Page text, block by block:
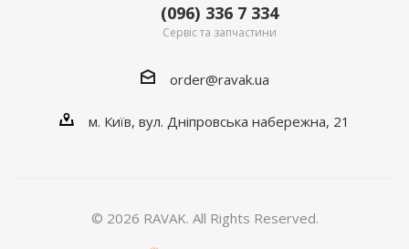
(096) 336 7 334
Сервіс та запчастини
order@ravak.ua
м. Київ, вул. Дніпровська набережна, 21
© 2026 RAVAK. All Rights Reserved.